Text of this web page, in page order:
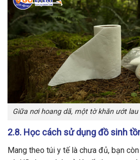
Giữa nơi hoang dã, một tờ khăn ướt
2.8. Học cách sử dụng đồ sinh
Mang theo túi y tế là chưa đủ, bạn